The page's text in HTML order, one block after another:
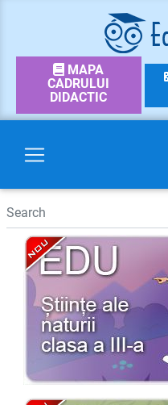
MAPA
CADRULUI
DIDACTIC